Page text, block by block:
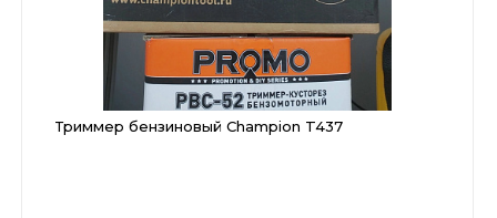
Триммер бензиновый Champion T437